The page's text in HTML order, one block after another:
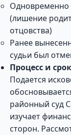
Одновременно
(лишение
отцовства)
Ранее
судьи был
Процесс и
Подается
районный суд
изучает
сторон.